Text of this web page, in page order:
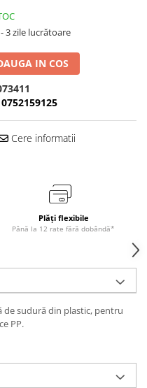
3 zile lucrătoare
IN COS
0752159125
Cere informatii
Plăți flexibile
Până la 12 rate fără dobândă*
de sudură din plastic, pentru
PP.